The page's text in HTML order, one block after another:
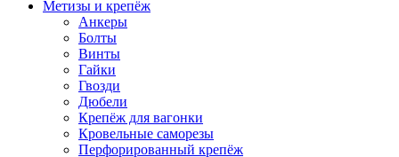
Метизы и крепёж
Анкеры
Болты
Винты
Гайки
Гвозди
Дюбели
Крепёж для вагонки
Кровельные саморезы
Перфорированный крепёж